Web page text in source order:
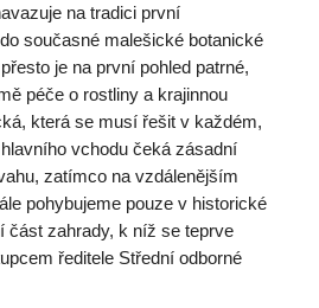
na tradici první
současné malešické botanické
je na první pohled patrné,
péče o rostliny a krajinnou
která se musí řešit v každém,
vchodu čeká zásadní
zatímco na vzdálenějším
pohybujeme pouze v historické
část zahrady, k níž se teprve
ředitele Střední odborné